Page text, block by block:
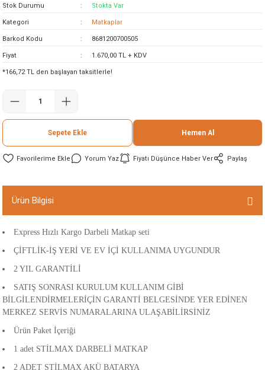
Testereler
Stok Durumu Stokta Var
Kategori Matkaplar
Barkod Kodu 8681200700505
Fiyat 1.670,00 TL + KDV
*166,72 TL den başlayan taksitlerle!
Sepete Ekle Hemen Al
Yorum Yaz Fiyatı Düşünce Haber Ver Paylaş
Ürün Bilgisi
Express Hızlı Kargo Darbeli Matkap seti
ÇİFTLİK-İŞ YERİ VE EV İÇİ KULLANIMA UYGUNDUR
2 YIL GARANTİLİ
SATIŞ SONRASI KURULUM KULLANIM GİBİ
BİLGİLENDİRMELERİÇİN GARANTİ BELGESİNDE YER EDİNEN
MERKEZ SERVİS NUMARALARINA ULAŞABİLİRSİNİZ
Ürün Paket İçeriği
1 adet STİLMAX DARBELİ MATKAP
2 ADET STİLMAX AKÜ BATARYA